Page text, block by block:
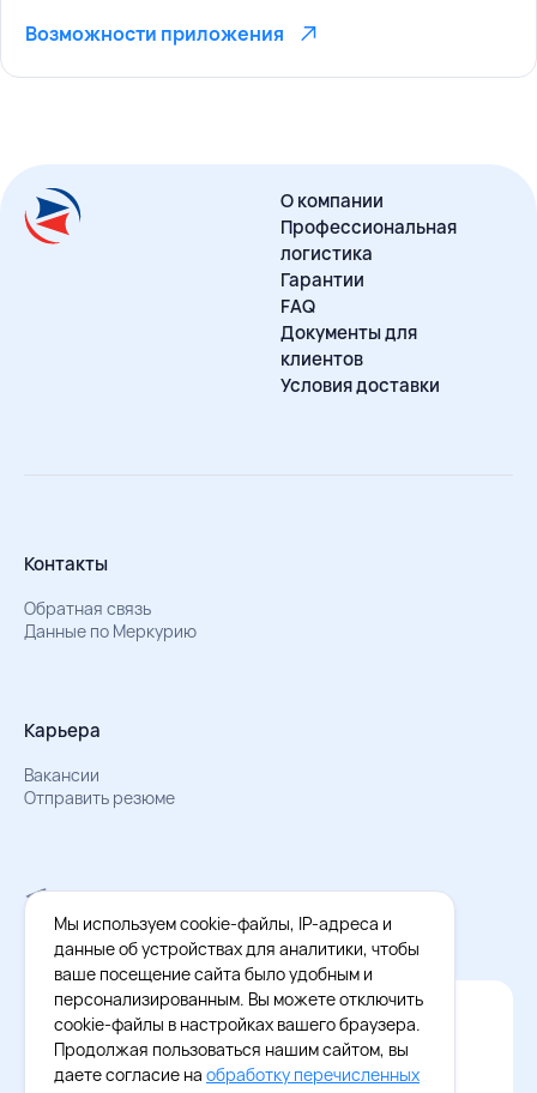
Возможности приложения
О компании
Профессиональная
логистика
Гарантии
FAQ
Документы для
клиентов
Условия доставки
Контакты
Обратная связь
Данные по Меркурию
Карьера
Вакансии
Отправить резюме
Мы в Телеграм
Документы об обработке персональных данных
Охрана труда – результаты СОУТ
Официальное приложение Восток - Запад
Cкачайте бесплатное приложение
Мы используем cookie-файлы, IP-адреса и
данные об устройствах для аналитики, чтобы
ваше посещение сайта было удобным и
персонализированным. Вы можете отключить
cookie-файлы в настройках вашего браузера.
Продолжая пользоваться нашим сайтом, вы
даете согласие на обработку перечисленных